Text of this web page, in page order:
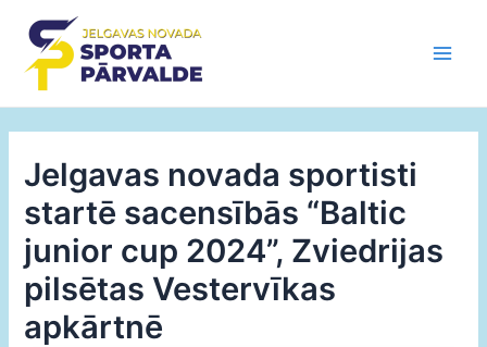
content
Jelgavas novada sportisti
startē sacensībās “Baltic
junior cup 2024”, Zviedrijas
pilsētas Vestervīkas
apkārtnē